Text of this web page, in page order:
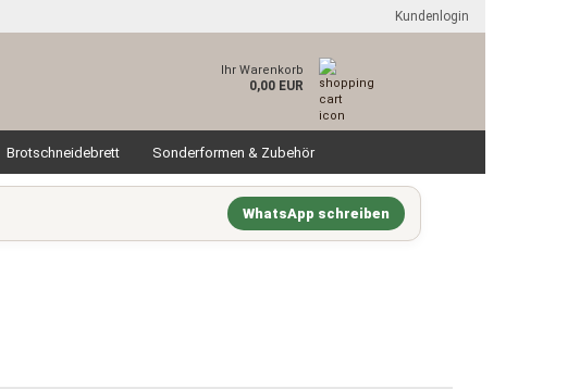
Kundenlogin
Ihr Warenkorb
0,00 EUR
Brotschneidebrett Sonderformen & Zubehör
WhatsApp schreiben